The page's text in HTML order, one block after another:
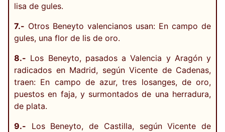
lisa de gules.
7.- Otros Beneyto valencianos usan: En campo de
gules, una flor de lis de oro.
8.- Los Beneyto, pasados a Valencia y Aragón y
radicados en Madrid, según Vicente de Cadenas,
traen: En campo de azur, tres losanges, de oro,
puestos en faja, y surmontados de una herradura,
de plata.
9.- Los Beneyto, de Castilla, según Vicente de